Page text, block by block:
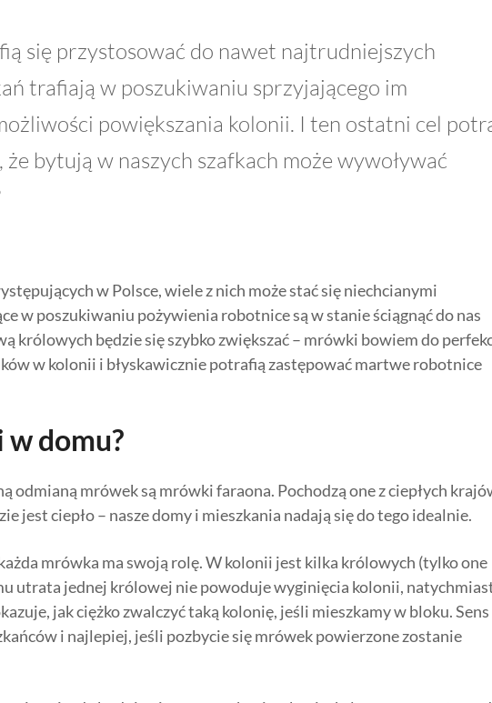
się przystosować do nawet najtrudniejszych
trafiają w poszukiwaniu sprzyjającego im
powiększania kolonii. I ten ostatni cel
bytują w naszych szafkach może wywoływać
w Polsce, wiele z nich może stać się niechcianymi
w poszukiwaniu pożywienia robotnice są w stanie ściągnąć do nas
królowych będzie się szybko zwiększać – mrówki bowiem do
w kolonii i błyskawicznie potrafią zastępować martwe robotnice
domu?
odmianą mrówek są mrówki faraona. Pochodzą one z ciepłych
jest ciepło – nasze domy i mieszkania nadają się do tego idealnie.
mrówka ma swoją rolę. W kolonii jest kilka królowych (tylko one
utrata jednej królowej nie powoduje wyginięcia kolonii,
jak ciężko zwalczyć taką kolonię, jeśli mieszkamy w bloku. Sens
i najlepiej, jeśli pozbycie się mrówek powierzone zostanie